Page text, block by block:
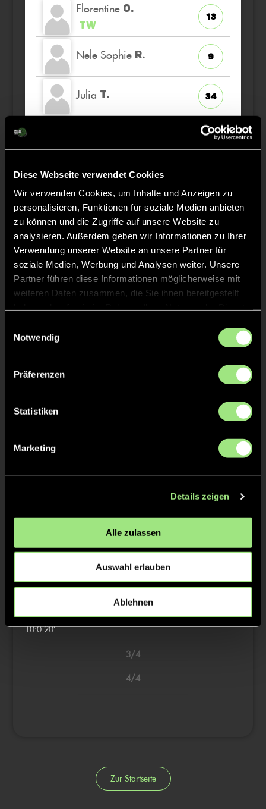
Diese Webseite verwendet Cookies
Wir verwenden Cookies, um Inhalte und Anzeigen zu
personalisieren, Funktionen für soziale Medien anbieten
zu können und die Zugriffe auf unsere Website zu
analysieren. Außerdem geben wir Informationen zu Ihrer
Verwendung unserer Website an unsere Partner für
soziale Medien, Werbung und Analysen weiter. Unsere
Partner führen diese Informationen möglicherweise mit
weiteren Daten zusammen, die Sie ihnen bereitgestellt
Notwendig
Präferenzen
Statistiken
Marketing
Details zeigen
Alle zulassen
Auswahl erlauben
Ablehnen
Florentine O.
TW
13
Nele Sophie R. 9
Julia T. 34
28
Staff
Daniela DALLMANN
Mirjam DRESSEL
2:0 2’
2/4
6:0 16’
8:0 18’
10:0 20’
3/4
4/4
Zur Startseite